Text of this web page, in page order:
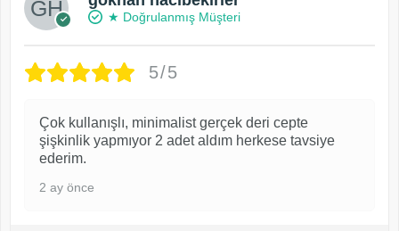
★ Doğrulanmış Müşteri
5/5
Çok kullanışlı, minimalist gerçek deri cepte
şişkinlik yapmıyor 2 adet aldım herkese tavsiye
ederim.
2 ay önce